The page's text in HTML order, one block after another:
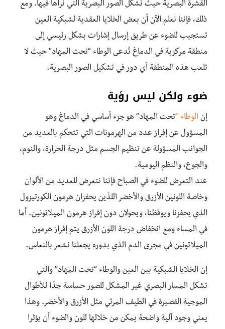
القشرة البصرية حيث تشكّل الصور البصرية التي نراها فيها. ومع
ذلك، فإننا نعلم الآن أن بعض الخلايا العقدية لشبكية العين
تستجيب للضوء عن طريق إرسال إشارات بشكل رئيسي إلى
منطقة مركزية في الدماغ تُدعى الوطاء “تحت المهاد” حيث لا
تلعب هذه المنطقة أي دور في تشكيل الصور البصرية.
ضوء ولكن ليس رؤية
إن الوطاء “تحت المهاد” هو جزء أساسي في الدماغ وهو
المسؤول عن إفراز عدد من الهرمونات التي تتحكم بالعديد من
الجوانب المسؤولة عن تنظيم الجسم مثل درجة الحرارة، والنوم،
والجوع، والنظم اليومية.
عند التعرض للضوء في الصباح فإننا نتعرض للعديد من الألوان
وخاصة اللونين الأزرق والأخضر اللذَين يحفزان هرمون الكورتيزول
الذي يحفزنا ويوقظنا، ويحولان دون إفراز هرمون الميلاتونين. أما
في المساء ومع انخفاض درجة اللون الأزرق يتم إفراز هرمون
الميلاتونين في مجرى الدم الذي بدوره يجعلنا نشعر بالنعاس.
إن الخلايا الشبكية بين العين والوطاء “تحت المهاد” والتي
تشكل المسار البصري غير المشكل للصور حساسة جدًا للأطوال
الموجية القصيرة في الطيف المرئي مثل الأزرق والأخضر. وهذا
يعني وجود آلية واضحة يمكن من خلالها للون والضوء أن يؤثرا